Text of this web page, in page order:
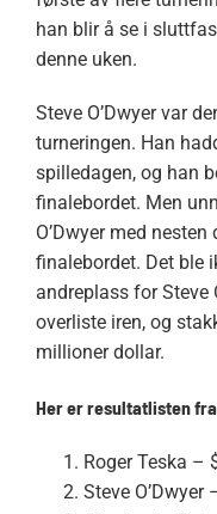
han blir å se i
denne uken.
Steve O’Dwyer var
turneringen. Han
spilledagen, og han
finalebordet. Men
O’Dwyer med
finalebordet. Det ble
andreplass for Steve
overliste iren, og
millioner dollar.
Her er resultatlisten fra
Roger Teska –
Steve O’Dwyer